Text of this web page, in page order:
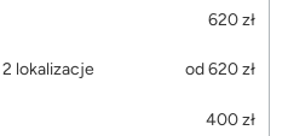
620 zł
2 lokalizacje od 620 zł
400 zł